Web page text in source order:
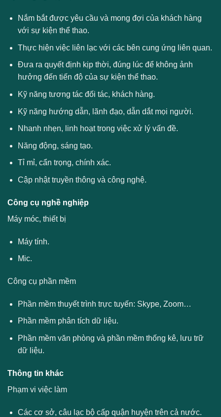
Nắm bắt được yêu cầu và mong đợi của khách hàng
với sự kiện thể thao.
Thực hiện việc liên lạc với các bên cung ứng liên quan.
Đưa ra quyết định kịp thời, đúng lúc để không ảnh
hưởng đến tiến độ của sự kiện thể thao.
Kỹ năng tương tác đối tác, khách hàng.
Kỹ năng hướng dẫn, lãnh đạo, dẫn dắt mọi người.
Nhanh nhẹn, linh hoạt trong việc xử lý vấn đề.
Năng động, sáng tạo.
Tỉ mỉ, cẩn trọng, chính xác.
Cập nhật truyền thông và công nghệ.
Công cụ nghề nghiệp
Máy móc, thiết bị
Máy tính.
Mic.
Công cụ phần mềm
Phần mềm thuyết trình trực tuyến: Skype, Zoom…
Phần mềm phân tích dữ liệu.
Phần mềm văn phòng và phần mềm thống kê, lưu trữ
dữ liệu.
Thông tin khác
Phạm vi việc làm
Các cơ sở, câu lạc bộ cấp quận huyện trên cả nước.